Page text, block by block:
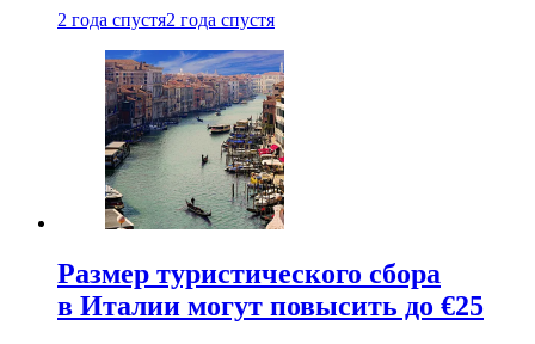
2 года спустя2 года спустя
Размер туристического сбора
в Италии могут повысить до €25